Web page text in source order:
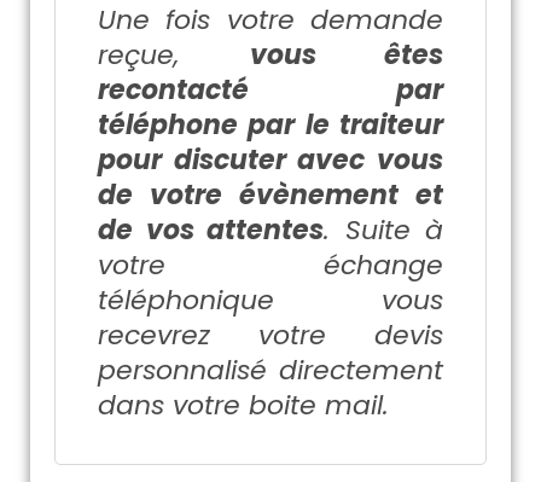
Une fois votre demande
reçue, vous êtes
recontacté par
téléphone par le traiteur
pour discuter avec vous
de votre évènement et
de vos attentes. Suite à
votre échange
téléphonique vous
recevrez votre devis
personnalisé directement
dans votre boite mail.